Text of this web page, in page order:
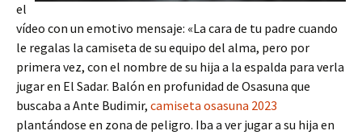
el
vídeo con un emotivo mensaje: «La cara de tu padre cuando
le regalas la camiseta de su equipo del alma, pero por
primera vez, con el nombre de su hija a la espalda para verla
jugar en El Sadar. Balón en profunidad de Osasuna que
buscaba a Ante Budimir, camiseta osasuna 2023
plantándose en zona de peligro. Iba a ver jugar a su hija en